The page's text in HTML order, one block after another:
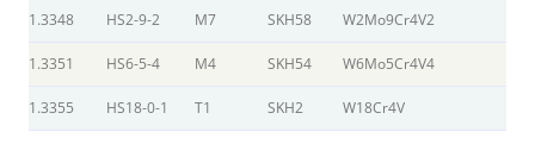
1.3348 HS2-9-2 M7 SKH58 W2Mo9Cr4V2
1.3351 HS6-5-4 M4 SKH54 W6Mo5Cr4V4
1.3355 HS18-0-1 T1 SKH2 W18Cr4V